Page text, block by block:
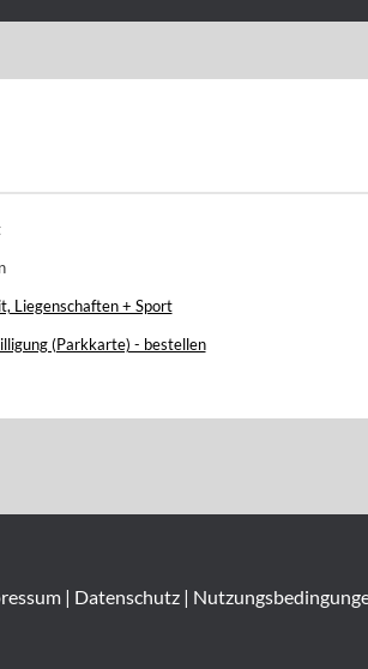
Liegenschaften + Sport
(Parkkarte) - bestellen
| Datenschutz|